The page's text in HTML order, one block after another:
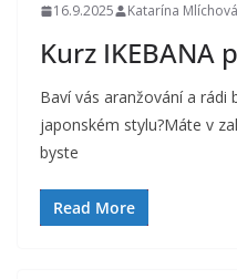
16.9.2025 Katarína Mlíchová
Kurz IKEBANA
Baví vás aranžování a rádi
japonském stylu?Máte v
byste
Read More